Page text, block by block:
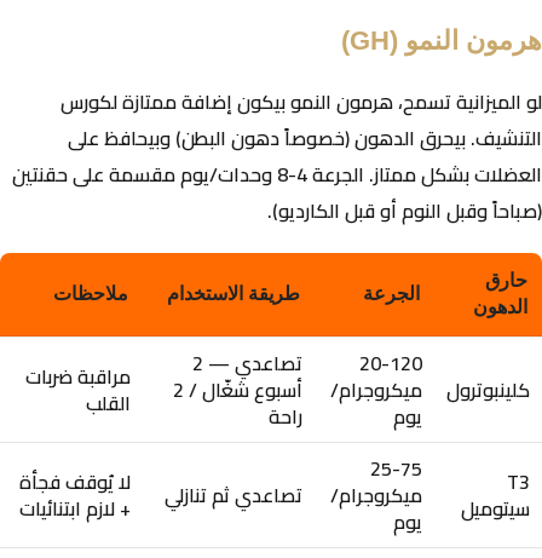
هرمون النمو (GH)
لو الميزانية تسمح، هرمون النمو بيكون إضافة ممتازة لكورس
التنشيف. بيحرق الدهون (خصوصاً دهون البطن) وبيحافظ على
العضلات بشكل ممتاز. الجرعة 4-8 وحدات/يوم مقسمة على حقنتين
(صباحاً وقبل النوم أو قبل الكارديو).
حارق
الدهون
الجرعة طريقة الاستخدام ملاحظات
كلينبوترول
20-120
ميكروجرام/
يوم
تصاعدي — 2
أسبوع شغّال / 2
راحة
مراقبة ضربات
القلب
T3
سيتوميل
25-75
ميكروجرام/
يوم
تصاعدي ثم تنازلي لا يُوقف فجأة
+ لازم ابتنائيات